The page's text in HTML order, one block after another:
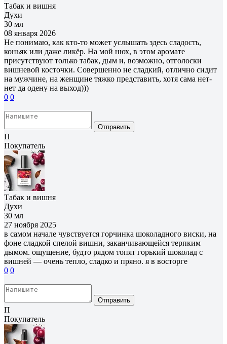
Табак и вишня
Духи
30 мл
08 января 2026
Не понимаю, как кто-то может услышать здесь сладость,
коньяк или даже ликёр. На мой нюх, в этом аромате
присутствуют только табак, дым и, возможно, отголоски
вишневой косточки. Совершенно не сладкий, отлично сидит
на мужчине, на женщине тяжко представить, хотя сама нет-
нет да одену на выход)))
0 0
Отправить
П
Покупатель
Табак и вишня
Духи
30 мл
27 ноября 2025
в самом начале чувствуется горчинка шоколадного виски, на
фоне сладкой спелой вишни, заканчивающейся терпким
дымом. ощущение, будто рядом топят горький шоколад с
вишней — очень тепло, сладко и пряно. я в восторге
0 0
Отправить
П
Покупатель